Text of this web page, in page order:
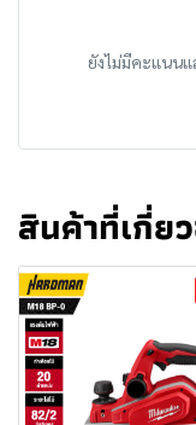
ยังไม่มีคะแนน
สินค้าที่เกี่ย